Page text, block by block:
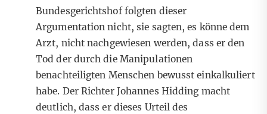
Bundesgerichtshof folgten dieser
Argumentation nicht, sie sagten, es könne dem
Arzt, nicht nachgewiesen werden, dass er den
Tod der durch die Manipulationen
benachteiligten Menschen bewusst einkalkuliert
habe. Der Richter Johannes Hidding macht
deutlich, dass er dieses Urteil des